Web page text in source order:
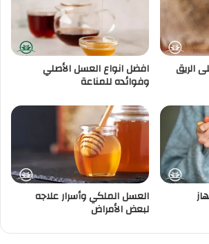
الريق افضل انواع العسل الأصلي
وفوائده للمناعة
العسل الملكي وأسرار علاجه
لبعض الأمراض